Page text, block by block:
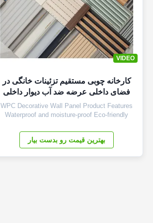
VIDEO
کارخانه چوبی مستقیم تزئینات خانگی در
فضای داخلی عرضه ضد آب دیوار داخلی
پانل های دیواری Wpc
WPC Decorative Wall Panel Product Features
Waterproof and moisture-proof Eco-friendly
level) Easy to clean and maintain Good
thermal insulation properties Specifications
Material Wood Plastic Composite (Bamboo,
بهترین قیمت رو بدست بیار